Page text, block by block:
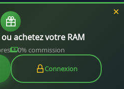
6000 (PC5-48000) et
achetez votre RAM
0% commission
Connexion